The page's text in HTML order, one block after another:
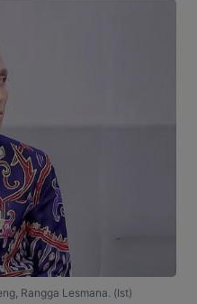
Rangga Lesmana. (Ist)